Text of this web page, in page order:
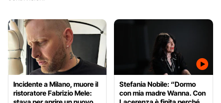
Incidente a Milano, muore il
ristoratore Fabrizio Mele:
Stefania Nobile: “Dormo
con mia madre Wanna. Con